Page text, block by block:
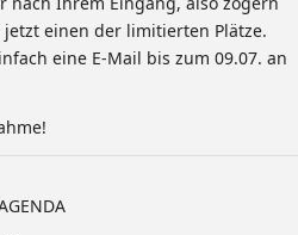
einen der limitierten Plätze.
eine E-Mail bis zum 09.07. an